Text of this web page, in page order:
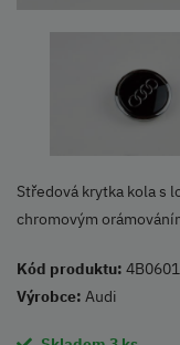
Středová krytka kola s
chromovým
Kód produktu:
Výrobce: Audi